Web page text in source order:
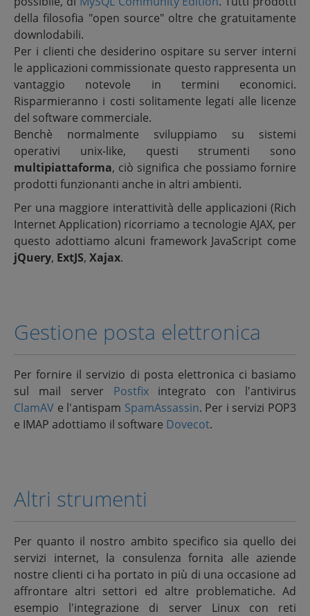
della filosofia "open source" oltre che gratuitamente
downlodabili.
Per i clienti che desiderino ospitare su server interni
le applicazioni commissionate questo rappresenta un
vantaggio notevole in termini economici.
Risparmieranno i costi solitamente legati alle licenze
del software commerciale.
Benchè normalmente sviluppiamo su sistemi
operativi unix-like, questi strumenti sono
multipiattaforma, ciò significa che possiamo fornire
prodotti funzionanti anche in altri ambienti.
Per una maggiore interattività delle applicazioni (Rich
Internet Application) ricorriamo a tecnologie AJAX, per
questo adottiamo alcuni framework JavaScript come
jQuery, ExtJS, Xajax.
Gestione posta elettronica
Per fornire il servizio di posta elettronica ci basiamo
sul mail server Postfixintegrato con l'antivirus
ClamAV e l'antispam SpamAssassin. Per i servizi POP3
e IMAP adottiamo il software Dovecot.
Altri strumenti
Per quanto il nostro ambito specifico sia quello dei
servizi internet, la consulenza fornita alle aziende
nostre clienti ci ha portato in più di una occasione ad
affrontare altri settori ed altre problematiche. Ad
esempio l'integrazione di server Linux con reti